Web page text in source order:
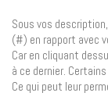
Sous vos
(#) en rapport avec
Car en cliquant
à ce dernier.
Ce qui peut leur